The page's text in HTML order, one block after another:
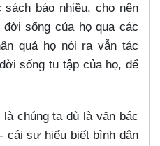
báo nhiều, cho nên
sống của họ qua các
quả họ nói ra vẫn tác
sống tu tập của họ, để
chúng ta dù là văn bác
cái sự hiểu biết bình dân